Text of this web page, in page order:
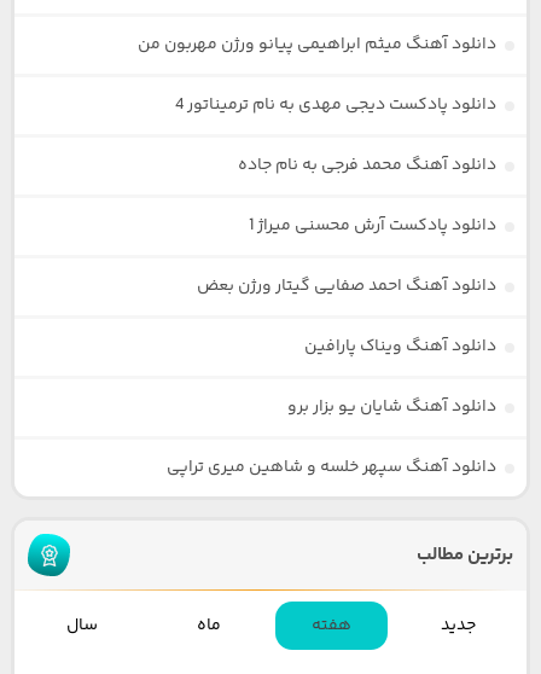
دانلود آهنگ میثم ابراهیمی پیانو ورژن مهربون من
دانلود پادکست دیجی مهدی به نام ترمیناتور 4
دانلود آهنگ محمد فرجی به نام جاده
دانلود پادکست آرش محسنی میراژ 1
دانلود آهنگ احمد صفایی گیتار ورژن بعض
دانلود آهنگ ویناک پارافین
دانلود آهنگ شایان یو بزار برو
دانلود آهنگ سپهر خلسه و شاهین میری تراپی
برترین مطالب
جدید هفته ماه سال